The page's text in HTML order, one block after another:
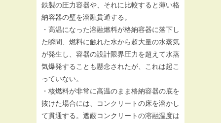
鉄製の圧力容器や、それに比較すると薄い格
納容器の壁を溶融貫通する。
・高温になった溶融燃料が格納容器に落下し
た瞬間、燃料に触れた水から超大量の水蒸気
が発生し、容器の設計限界圧力を超えて水蒸
気爆発することも懸念されたが、これは起こ
っていない。
・核燃料が非常に高温のまま格納容器の底を
抜けた場合には、コンクリートの床を溶かし
て貫通する。遮蔽コンクリートの溶融温度は